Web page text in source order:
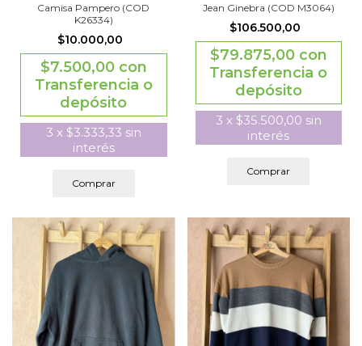
Camisa Pampero (COD
K26334)
$10.000,00
$7.500,00 con
Transferencia o
depósito
3 x $3.333,33 sin
interés
Comprar
Jean Ginebra (COD M3064)
$106.500,00
$79.875,00 con
Transferencia o
depósito
3 x $35.500,00 sin
interés
Comprar